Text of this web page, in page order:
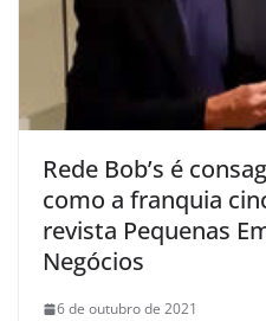
Rede Bob’s é
como a franquia
revista Pequenas
Negócios
6 de outubro de 2021